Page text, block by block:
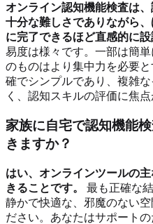
オンライン認知機能検査は
十分な難しさでありながら
に完了できるほど直感的に設
易度は様々です。一部は簡
のものはより集中力を必要
確でシンプルであり、複雑
く、認知スキルの評価に焦
家族に自宅で認知機能
きますか？
はい、オンラインツールの
きることです。
最も正確な
静かで快適な、邪魔のない
ださい。あなたはサポート